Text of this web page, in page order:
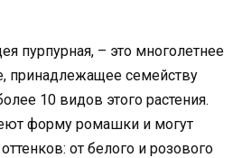
пурпурная, – это многолетнее
принадлежащее семейству
10 видов этого растения.
форму ромашки и могут
от белого и розового